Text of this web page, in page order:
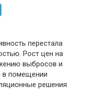
перестала
Рост цен на
выбросов и
в помещении
решения